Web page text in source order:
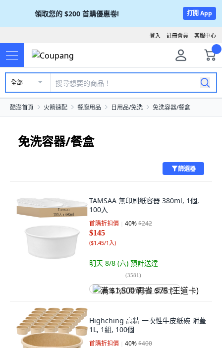
領取您的 $200 首購優惠卷! 打開 App
客服中心
註冊會員
登入
全部
酷澎首頁 火箭速配 餐廚用品 日用品/免洗 免洗容器/餐盒
免洗容器/餐盒
篩選器
TAMSAA 無印刷紙容器 380ml, 1個,
100入
首購折扣價 40%$242
$145
($1.45/1入)
明天 8/8 (六) 預計送達
(3581)
满 $1,500 再省 $75 (王道卡)
Highching 高精 一次性牛皮紙碗 附蓋
1L, 1組, 100個
首購折扣價 40%$400